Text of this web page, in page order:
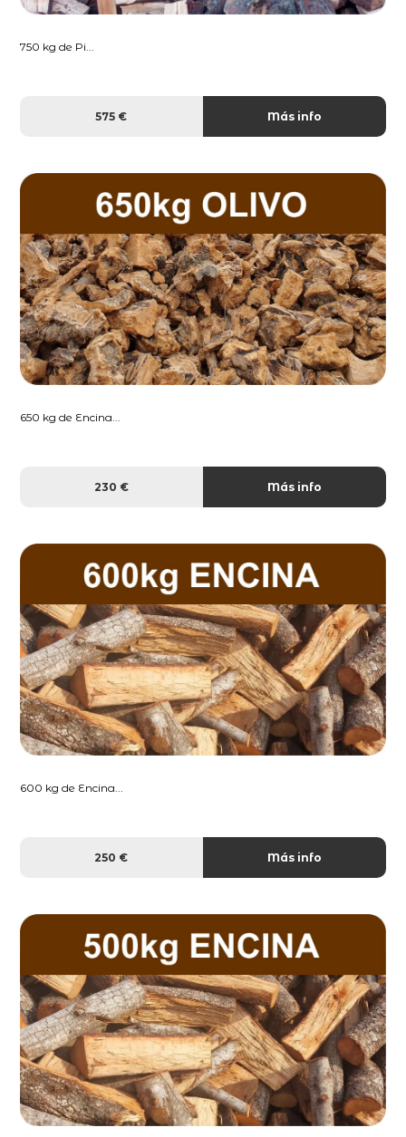
750 kg de Pi...
575 € Más info
650 kg de Encina...
230 € Más info
600 kg de Encina...
250 € Más info